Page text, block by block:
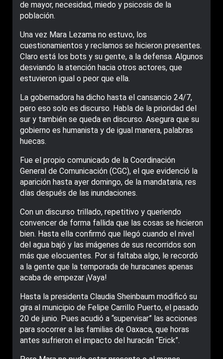
de mayor, necesidad, miedo y psicosis de la
población.
Una vez Mara Lezama no estuvo, los
cuestionamientos y reclamos se hicieron presentes.
Claro está los bots y su gente, a la defensa. Algunos
desviando la atención hacia otros actores, que
estuvieron igual o peor que ella.
La gobernadora ha dicho hasta el cansancio 24/7,
pero eso solo es discurso. Habla de la prioridad del
sur y también se queda en discurso. Asegura que su
gobierno es humanista y de igual manera, palabras
huecas.
Fue el propio comunicado de la Coordinación
General de Comunicación (CGC), el que evidenció la
aparición hasta ayer domingo, de la mandataria, res
días después de las inundaciones.
Con un discurso trillado, repetitivo y queriendo
convencer de forma fallida que las cosas se hicieron
bien. Hasta ella confirmó que llegó cuando el nivel
del agua bajó y las imágenes de sus recorridos son
más que elocuentes. Por si faltaba algo, le recordó
a la gente que la temporada de huracanes apenas
acaba de empezar ¡Vaya!
Hasta la presidenta Claudia Sheinbaum modificó su
gira al municipio de Felipe Carrillo Puerto, el pasado
20 de junio. Pues acudió a “supervisar” las acciones
para socorrer a las familias de Oaxaca, que horas
antes sufrieron el impacto del huracán “Erick”.